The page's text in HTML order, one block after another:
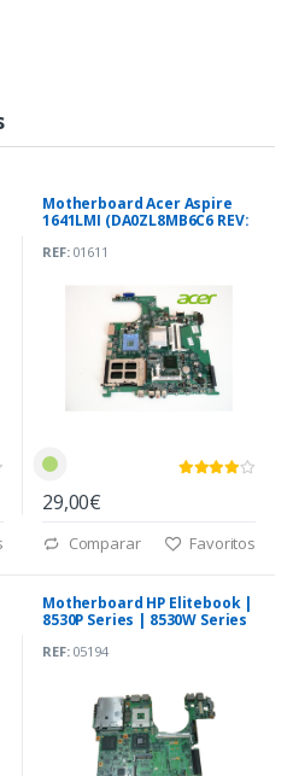
Motherboard Acer Aspire
1641LMI (DA0ZL8MB6C6 REV:
REF:01611
29,00€
Comparar Favoritos
Motherboard HP Elitebook |
8530P Series | 8530W Series
REF:05194